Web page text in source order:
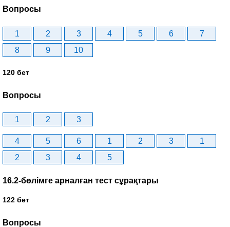
Вопросы
1 2 3 4 5 6
7
8
9 10
120 бет
Вопросы
1 2 3
4 5 6 1 2 3
1
2
3 4 5
16.2-бөлімге арналған тест сұрақтары
122 бет
Вопросы